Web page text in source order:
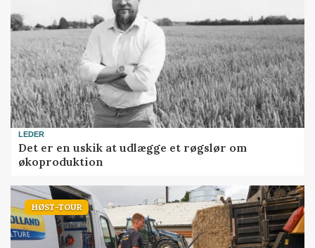
LEDER
Det er en uskik at udlægge et røgslør om
økoproduktion
HØST-TOUR